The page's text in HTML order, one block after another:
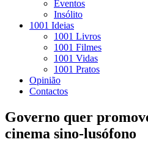
Eventos
Insólito
1001 Ideias
1001 Livros
1001 Filmes
1001 Vidas
1001 Pratos
Opinião
Contactos
Governo quer
cinema sino-lusófono